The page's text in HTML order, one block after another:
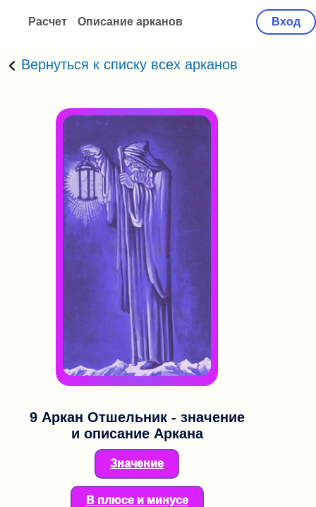
Расчет Описание арканов Вход
Вернуться к списку всех арканов
9 Аркан Отшельник - значение
и описание Аркана
Значение
В плюсе и минусе